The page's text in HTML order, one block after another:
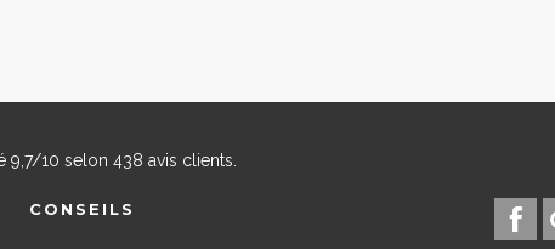
9,7/10 selon 438 avis clients.
CONSEILS